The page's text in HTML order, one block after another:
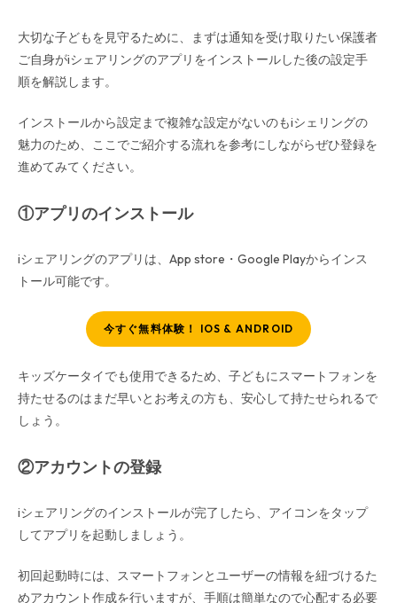
大切な子どもを見守るために、まずは通知を受け取りたい保護者
ご自身がiシェアリングのアプリをインストールした後の設定手
順を解説します。
インストールから設定まで複雑な設定がないのもiシェリングの
魅力のため、ここでご紹介する流れを参考にしながらぜひ登録を
進めてみてください。
①アプリのインストール
iシェアリングのアプリは、App store・Google Playからインス
トール可能です。
今すぐ無料体験！ IOS & ANDROID
キッズケータイでも使用できるため、子どもにスマートフォンを
持たせるのはまだ早いとお考えの方も、安心して持たせられるで
しょう。
②アカウントの登録
iシェアリングのインストールが完了したら、アイコンをタップ
してアプリを起動しましょう。
初回起動時には、スマートフォンとユーザーの情報を紐づけるた
めアカウント作成を行いますが、手順は簡単なので心配する必要